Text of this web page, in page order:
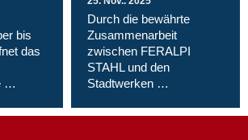
bis
das
…
Durch die bewährte
Zusammenarbeit
zwischen FERALPI
STAHL und den
Stadtwerken …